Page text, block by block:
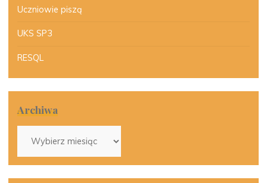
Uczniowie piszą
UKS SP3
RESQL
Archiwa